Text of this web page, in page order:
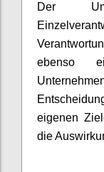
Der
ebenso
eigenen
die